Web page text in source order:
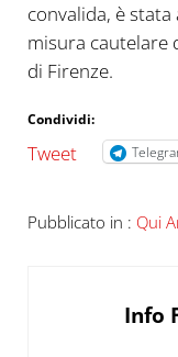
convalida, è
misura cautelare
di Firenze.
Condividi:
Tweet
Pubblicato in : Qui
Info